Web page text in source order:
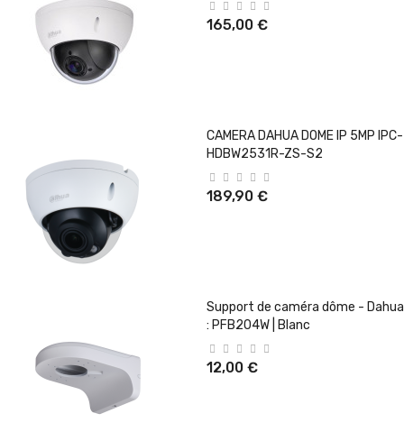
165,00 €
CAMERA DAHUA DOME IP 5MP IPC-
HDBW2531R-ZS-S2
189,90 €
Support de caméra dôme - Dahua
: PFB204W | Blanc
12,00 €